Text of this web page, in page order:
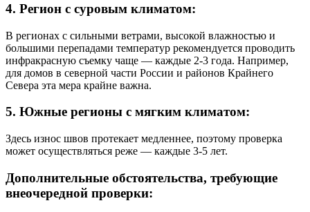
4. Регион с суровым климатом:
В регионах с сильными ветрами, высокой влажностью и
большими перепадами температур рекомендуется проводить
инфракрасную съемку чаще — каждые 2-3 года. Например,
для домов в северной части России и районов Крайнего
Севера эта мера крайне важна.
5. Южные регионы с мягким климатом:
Здесь износ швов протекает медленнее, поэтому проверка
может осуществляться реже — каждые 3-5 лет.
Дополнительные обстоятельства, требующие
внеочередной проверки: